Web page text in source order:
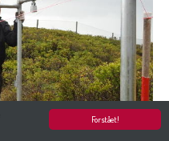
Forstået!